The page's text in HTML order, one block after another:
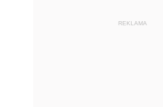
REKLAMA